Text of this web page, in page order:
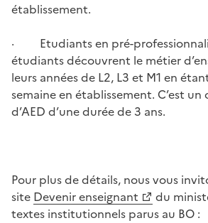
établissement.
· Etudiants en pré-
étudiants découvrent le métier
leurs années de L2, L3 et M1 en
semaine en établissement. C’est
d’AED d’une durée de 3 ans.
Pour plus de détails, nous vous
site Devenir enseignant
du
textes institutionnels parus au BO :